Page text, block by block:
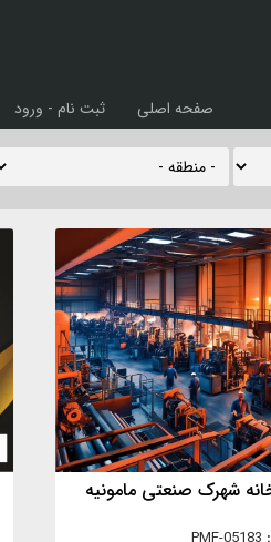
صفحه اصلی ثبت نام - ورود
شهرک صنعتی مامونیه